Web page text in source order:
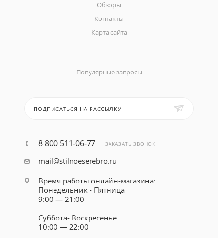
Обзоры
Контакты
Карта сайта
Популярные запросы
ПОДПИСАТЬСЯ НА РАССЫЛКУ
8 800 511-06-77 ЗАКАЗАТЬ ЗВОНОК
mail@stilnoeserebro.ru
Время работы онлайн-магазина:
Понедельник - Пятница
9:00 — 21:00
Суббота- Воскресенье
10:00 — 22:00